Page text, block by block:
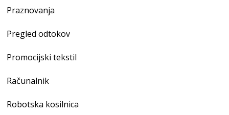
Praznovanja
Pregled odtokov
Promocijski tekstil
Računalnik
Robotska kosilnica